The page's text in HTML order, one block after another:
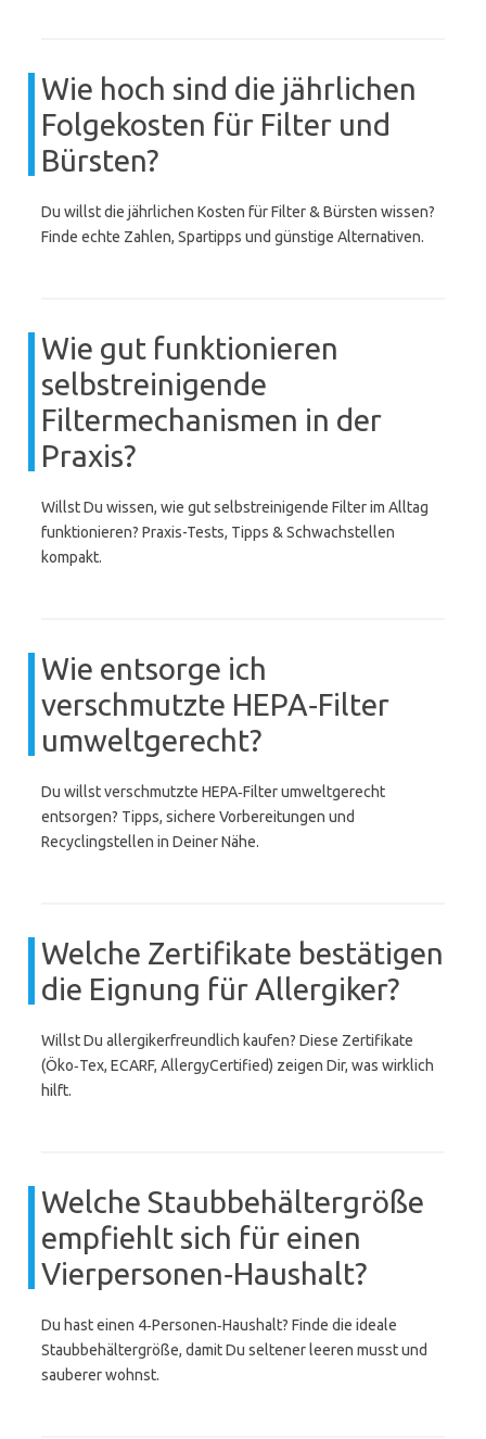
Wie hoch sind die jährlichen
Folgekosten für Filter und
Bürsten?
Du willst die jährlichen Kosten für Filter & Bürsten wissen?
Finde echte Zahlen, Spartipps und günstige Alternativen.
Wie gut funktionieren
selbstreinigende
Filtermechanismen in der
Praxis?
Willst Du wissen, wie gut selbstreinigende Filter im Alltag
funktionieren? Praxis-Tests, Tipps & Schwachstellen
kompakt.
Wie entsorge ich
verschmutzte HEPA‑Filter
umweltgerecht?
Du willst verschmutzte HEPA‑Filter umweltgerecht
entsorgen? Tipps, sichere Vorbereitungen und
Recyclingstellen in Deiner Nähe.
Welche Zertifikate bestätigen
die Eignung für Allergiker?
Willst Du allergikerfreundlich kaufen? Diese Zertifikate
(Öko‑Tex, ECARF, AllergyCertified) zeigen Dir, was wirklich
hilft.
Welche Staubbehältergröße
empfiehlt sich für einen
Vierpersonen‑Haushalt?
Du hast einen 4‑Personen‑Haushalt? Finde die ideale
Staubbehältergröße, damit Du seltener leeren musst und
sauberer wohnst.